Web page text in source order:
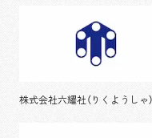
株式会社六耀社（りくようしゃ）